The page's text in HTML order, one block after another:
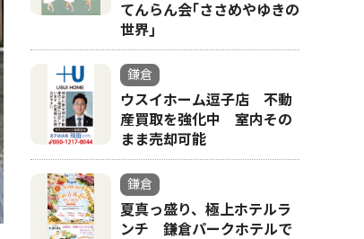
てんらん会｢ささめやゆきの
世界｣
鎌倉
ウスイホーム逗子店 不動
産買取を強化中 室内その
まま売却可能
鎌倉
夏真っ盛り、極上ホテルラ
ンチ 鎌倉パークホテルで